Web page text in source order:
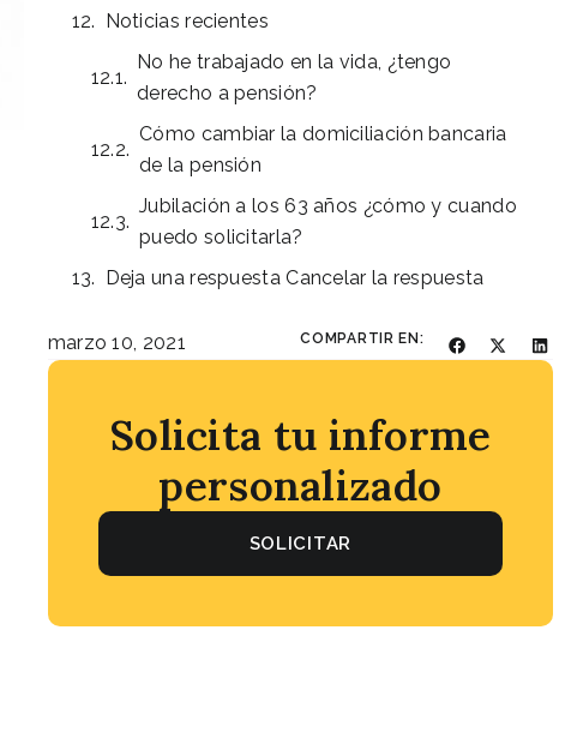
Noticias recientes
No he trabajado en la vida, ¿tengo
derecho a pensión?
Cómo cambiar la domiciliación bancaria
de la pensión
Jubilación a los 63 años ¿cómo y cuando
puedo solicitarla?
Deja una respuesta Cancelar la respuesta
marzo 10, 2021 COMPARTIR EN:
Solicita tu informe
personalizado
SOLICITAR